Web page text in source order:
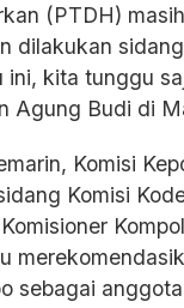
(PTDH)
dilakukan
kita tunggu
Agung Budi di
Komisi
Komisi
sebagai